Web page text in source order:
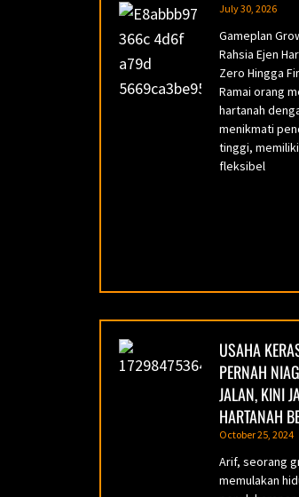
July 30, 2026
Gameplan
Rahsia Ejen
Zero Hingga
Ramai orang
hartanah
menikmati
tinggi,
fleksibel
USAHA
PERNAH
JALAN, KINI
HARTANAH
October 25, 2024
Arif, seorang
memulakan